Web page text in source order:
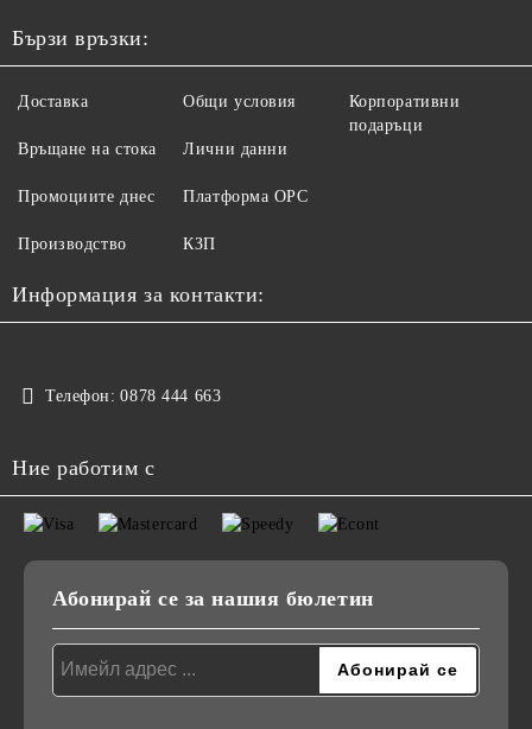
Бързи връзки:
Доставка
Връщане на стока
Промоциите днес
Производство
Общи условия
Лични данни
Платформа ОРС
КЗП
Корпоративни
подаръци
Информация за контакти:
Телефон: 0878 444 663
Ние работим с
Абонирай се за нашия бюлетин